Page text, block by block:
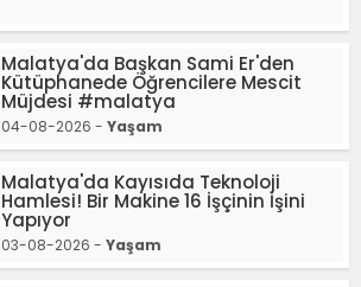
Malatya'da Başkan Sami Er'den
Kütüphanede Öğrencilere Mescit
Müjdesi #malatya
04-08-2026 - Yaşam
Malatya'da Kayısıda Teknoloji
Hamlesi! Bir Makine 16 İşçinin İşini
Yapıyor
03-08-2026 - Yaşam